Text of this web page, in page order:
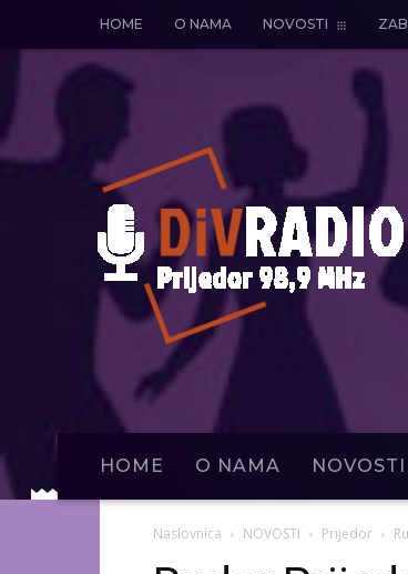
HOME O NAMA NOVOSTI
HOME O NAMA NOVOSTI
Naslovnica NOVOSTI Prijedor